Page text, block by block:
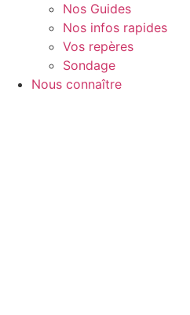
Nos Guides
Nos infos rapides
Vos repères
Sondage
Nous connaître